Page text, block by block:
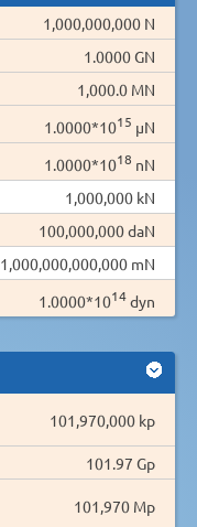
1,000,000,000 N
1.0000 GN
1,000.0 MN
1.0000*1015 µN
1.0000*1018 nN
1,000,000 kN
100,000,000 daN
1,000,000,000,000 mN
1.0000*1014dyn
101,970,000 kp
101.97 Gp
101,970 Mp